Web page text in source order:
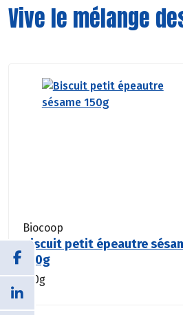
Vive le mélange
Biocoop
Biscuit petit épeautre
150g
150g